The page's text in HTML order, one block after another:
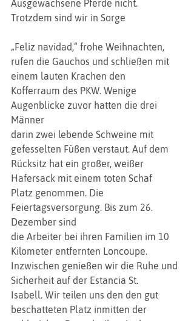
Ausgewachsene Pferde nicht.
Trotzdem sind wir in Sorge
„Feliz navidad,“ frohe Weihnachten,
rufen die Gauchos und schließen mit
einem lauten Krachen den
Kofferraum des PKW. Wenige
Augenblicke zuvor hatten die drei
Männer
darin zwei lebende Schweine mit
gefesselten Füßen verstaut. Auf dem
Rücksitz hat ein großer, weißer
Hafersack mit einem toten Schaf
Platz genommen. Die
Feiertagsversorgung. Bis zum 26.
Dezember sind
die Arbeiter bei ihren Familien im 10
Kilometer entfernten Loncoupe.
Inzwischen genießen wir die Ruhe und
Sicherheit auf der Estancia St.
Isabell. Wir teilen uns den den gut
beschatteten Platz inmitten der